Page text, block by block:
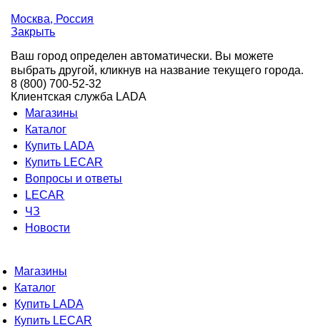
Москва, Россия
Закрыть
Ваш город определен автоматически. Вы можете
выбрать другой, кликнув на название текущего города.
8 (800) 700-52-32
Клиентская служба LADA
Магазины
Каталог
Купить LADA
Купить LECAR
Вопросы и ответы
LECAR
ЧЗ
Новости
Магазины
Каталог
Купить LADA
Купить LECAR